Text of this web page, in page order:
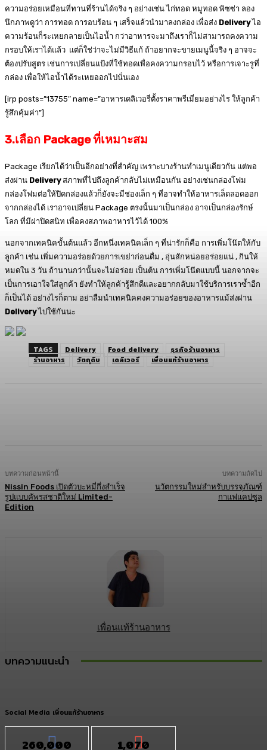
ความอร่อยเหมือนที่ทานที่ร้านได้จริง ๆ อย่างเช่น ไก่ทอด หมูทอด พิซซ่า ลอง
นึกภาพดูว่า การทอด การอบร้อน ๆ เสร็จแล้วนำมาลงกล่อง เพื่อส่ง Deliveryไอ
ความร้อนก็ระเหยกลายเป็นไอน้ำ กว่าอาหารจะมาถึงเราก็ไม่สามารถคงความ
กรอบให้เราได้แล้ว แต่ก็ใช่ว่าจะไม่มีวิธีแก้ ถ้าอยากจะขายเมนูนี้จริง ๆ อาจจะ
ต้องปรับสูตร เช่นการเปลี่ยนแป้งที่ใช้ทอดเพื่อคงความกรอบไว้ หรือการเจาะรูที่
กล่อง เพื่อให้ไอน้ำได้ระเหยออกไปนั่นเอง
[irp posts=”13755″ name=”อาหารเดลิเวอรี่ตั้งราคาพรีเมี่ยมอย่างไร ให้ลูกค้า
รู้สึกคุ้มค่า”]
3.เลือก Package ที่เหมาะสม
Package เรียกได้ว่าเป็นอีกอย่างที่สำคัญ เพราะบางร้านทำเมนูเดียวกัน แต่พอ
ส่งผ่าน Deliveryสภาพที่ไปถึงลูกค้ากลับไม่เหมือนกัน อย่างเช่นกล่องโฟม
กล่องโฟมต่อให้ปิดกล่องแล้วก็ยังจะมีช่องเล็ก ๆ ที่อาจทำให้อาหารเล็ดลอดออก
จากกล่องได้ เราอาจเปลี่ยน Package ตรงนั้นมาเป็นกล่อง อาจเป็นกล่องรักษ์
โลก ที่มีฝาปิดสนิท เพื่อคงสภาพอาหารไว้ได้ 100%
นอกจากเทคนิคขั้นต้นแล้ว อีกหนึ่งเทคนิคเล็ก ๆ ที่น่ารักก็คือ การเพิ่มโน๊ตให้กับ
ลูกค้า เช่น เพิ่มความอร่อยด้วยการเขย่าก่อนดื่ม , อุ่นสักหน่อยอร่อยแน่ , กินให้
หมดใน 3 วัน ถ้านานกว่านั้นจะไม่อร่อย เป็นต้น การเพิ่มโน๊ตแบบนี้ นอกจากจะ
เป็นการเอาใจใส่ลูกค้า ยังทำให้ลูกค้ารู้สึกดีและอยากกลับมาใช้บริการเราซ้ำอีก
ก็เป็นได้ อย่างไรก็ตาม อย่าลืมนำเทคนิคคงความอร่อยของอาหารแม้ส่งผ่าน
Deliveryไปใช้กันนะ
TAGS Delivery Food delivery
ธุรกิจร้านอาหาร
ร้านอาหาร
วัตถุดิบ เดลิเวอรี เพื่อนแท้ร้านอาหาร
บทความก่อนหน้านี้
Nissin Foods เปิดตัวบะหมี่กึ่งสำเร็จ
รูปแบบคัพรสชาติใหม่ Limited-
Edition
บทความถัดไป
นวัตกรรมใหม่สำหรับบรรจุภัณฑ์
กาแฟแคปซูล
เพื่อนแท้ร้านอาหาร
บทความแนะนำ
Social Media เพื่อนแท้ร้านอาหาร
260,000 1,070